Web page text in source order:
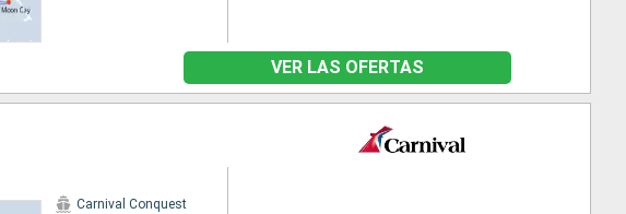
VER LAS OFERTAS
Carnival Conquest